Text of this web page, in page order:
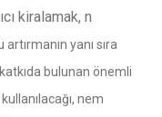
kiralamak, n
yanı sıra
bulunan önemli
nem